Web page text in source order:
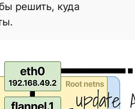
решить, куда